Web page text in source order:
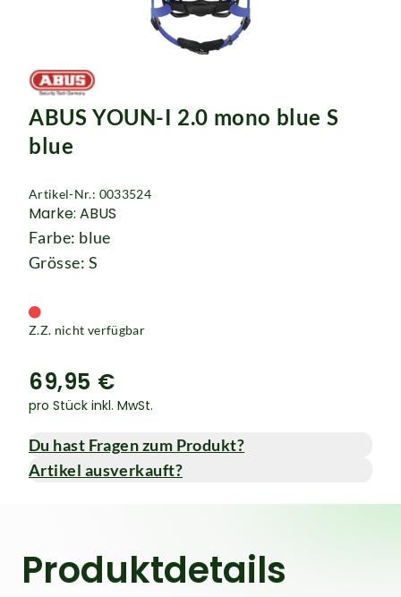
ABUS YOUN-I 2.0 mono blue S
blue
Artikel-Nr.: 0033524
Marke: ABUS
Farbe: blue
Grösse: S
Z.Z. nicht verfügbar
69,95 €
pro Stück inkl. MwSt.
Du hast Fragen zum Produkt?
Artikel ausverkauft?
Produktdetails